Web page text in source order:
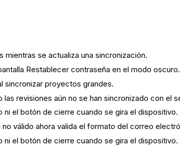
mientras se actualiza una sincronización.
Restablecer contraseña en el modo oscuro.
sincronizar proyectos grandes.
revisiones aún no se han sincronizado con el
el botón de cierre cuando se gira el dispositivo.
válido ahora valida el formato del correo
el botón de cierre cuando se gira el dispositivo.